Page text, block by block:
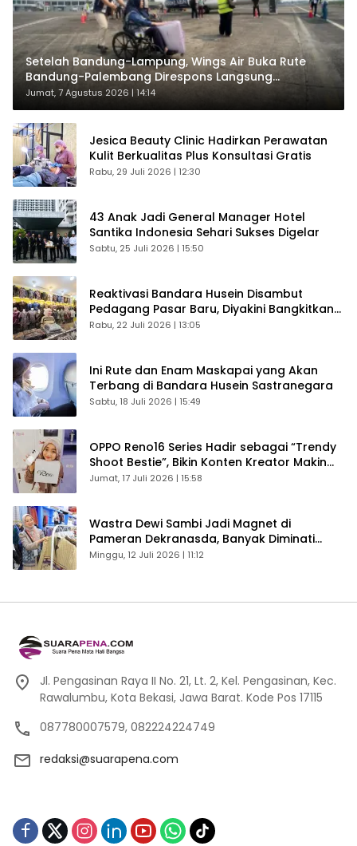
Setelah Bandung-Lampung, Wings Air Buka Rute
Bandung-Palembang Direspons Langsung
Penumpang
Jumat, 7 Agustus 2026 | 14:14
Jesica Beauty Clinic Hadirkan Perawatan
Kulit Berkualitas Plus Konsultasi Gratis
Rabu, 29 Juli 2026 | 12:30
43 Anak Jadi General Manager Hotel
Santika Indonesia Sehari Sukses Digelar
Sabtu, 25 Juli 2026 | 15:50
Reaktivasi Bandara Husein Disambut
Pedagang Pasar Baru, Diyakini Bangkitkan
Kembali Ekonomi Bandung
Rabu, 22 Juli 2026 | 13:05
Ini Rute dan Enam Maskapai yang Akan
Terbang di Bandara Husein Sastranegara
Sabtu, 18 Juli 2026 | 15:49
OPPO Reno16 Series Hadir sebagai “Trendy
Shoot Bestie”, Bikin Konten Kreator Makin
Betah
Jumat, 17 Juli 2026 | 15:58
Wastra Dewi Sambi Jadi Magnet di
Pameran Dekranasda, Banyak Diminati
Pengunjung
Minggu, 12 Juli 2026 | 11:12
Jl. Pengasinan Raya II No. 21, Lt. 2, Kel. Pengasinan, Kec.
Rawalumbu, Kota Bekasi, Jawa Barat. Kode Pos 17115
087780007579, 082224224749
redaksi@suarapena.com